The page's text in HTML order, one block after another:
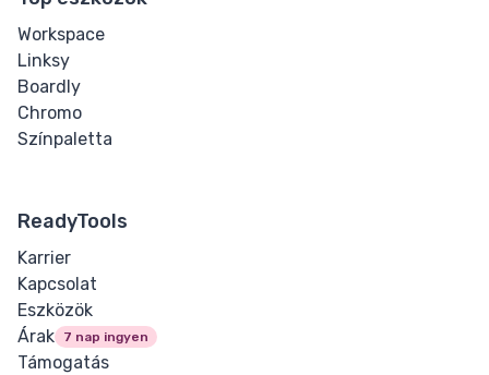
Workspace
Linksy
Boardly
Chromo
Színpaletta
ReadyTools
Karrier
Kapcsolat
Eszközök
Árak
7 nap ingyen
Támogatás